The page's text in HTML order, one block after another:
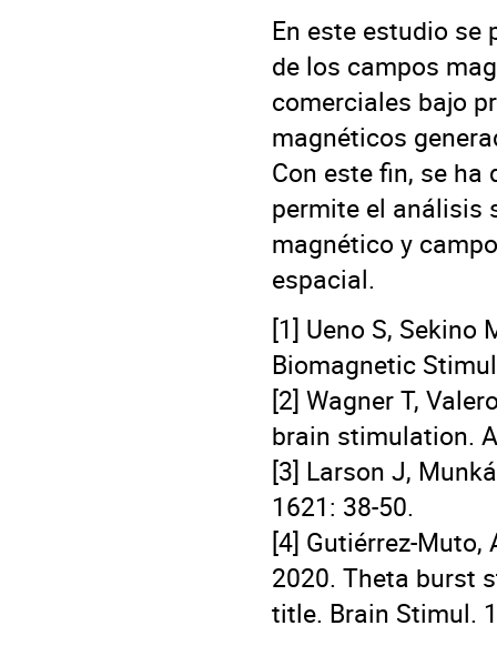
En este estudio se
de los campos
comerciales bajo
magnéticos
Con este fin, se
permite el análisis
magnético y
espacial.
[1] Ueno S,
Biomagnetic
[2] Wagner T,
brain stimulation.
[3] Larson J,
1621: 38-50.
[4] Gutiérrez-Muto,
2020. Theta burst
title. Brain Stimul.